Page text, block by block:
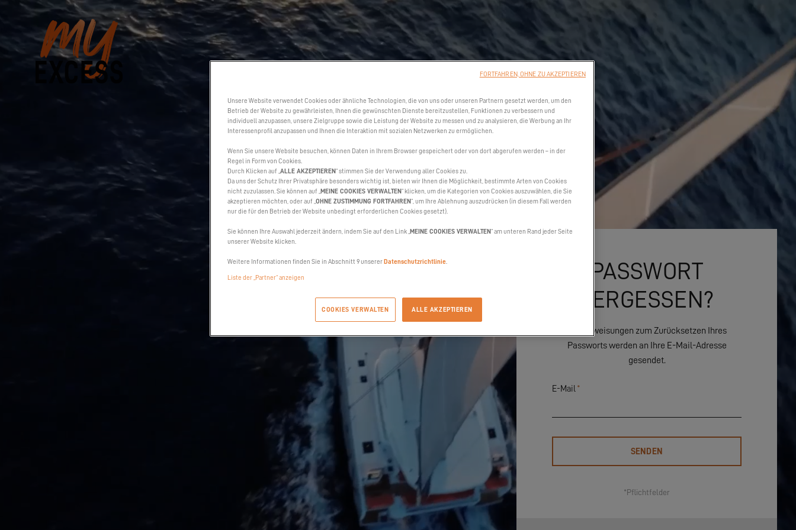
PASSWORT
VERGESSEN?
Die Anweisungen zum Zurücksetzen Ihres
Passworts werden an Ihre E-Mail-Adresse
gesendet.
E-Mail *
*Pflichtfelder
Unsere Website verwendet Cookies oder ähnliche Technologien, die von uns oder unseren Partnern gesetzt werden, um den
Betrieb der Website zu gewährleisten, Ihnen die gewünschten Dienste bereitzustellen, Funktionen zu verbessern und
individuell anzupassen, unsere Zielgruppe sowie die Leistung der Website zu messen und zu analysieren, die Werbung an Ihr
Interessenprofil anzupassen und Ihnen die Interaktion mit sozialen Netzwerken zu ermöglichen.
Wenn Sie unsere Website besuchen, können Daten in Ihrem Browser gespeichert oder von dort abgerufen werden – in der
Regel in Form von Cookies.
Durch Klicken auf „ALLE AKZEPTIEREN“ stimmen Sie der Verwendung aller Cookies zu.
Da uns der Schutz Ihrer Privatsphäre besonders wichtig ist, bieten wir Ihnen die Möglichkeit, bestimmte Arten von Cookies
nicht zuzulassen. Sie können auf „MEINE COOKIES VERWALTEN“ klicken, um die Kategorien von Cookies auszuwählen, die Sie
akzeptieren möchten, oder auf „OHNE ZUSTIMMUNG FORTFAHREN“, um Ihre Ablehnung auszudrücken (in diesem Fall werden
nur die für den Betrieb der Website unbedingt erforderlichen Cookies gesetzt).
Sie können Ihre Auswahl jederzeit ändern, indem Sie auf den Link „MEINE COOKIES VERWALTEN“ am unteren Rand jeder Seite
unserer Website klicken.
Weitere Informationen finden Sie in Abschnitt 9 unserer Datenschutzrichtlinie.
Liste der „Partner“ anzeigen
COOKIES VERWALTEN ALLE AKZEPTIEREN
FORTFAHREN, OHNE ZU AKZEPTIEREN